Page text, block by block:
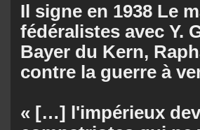
Il signe en 1938 Le
fédéralistes avec Y.
Bayer du Kern,
contre la guerre à
« […] l'impérieux